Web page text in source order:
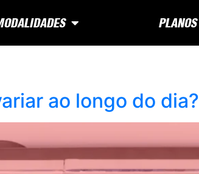
PLANOS
ao longo do dia?